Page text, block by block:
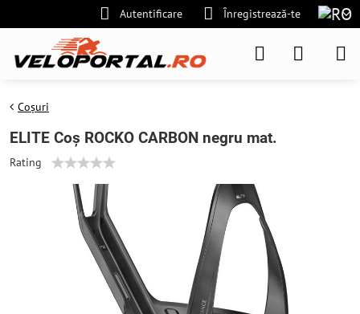
Autentificare Înregistrează-te
Coșuri
ELITE Coș ROCKO CARBON negru mat.
Rating